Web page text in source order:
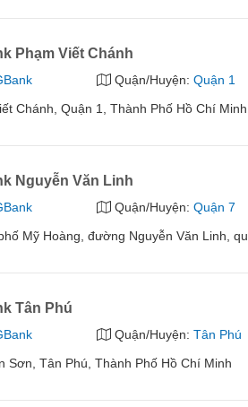
Phạm Viết Chánh
Quận/Huyện: Quận 1
Chánh, Quận 1, Thành Phố Hồ Chí Minh
Nguyễn Văn Linh
Quận/Huyện: Quận 7
Mỹ Hoàng, đường Nguyễn Văn Linh,
Tân Phú
Quận/Huyện: Tân Phú
Sơn, Tân Phú, Thành Phố Hồ Chí Minh